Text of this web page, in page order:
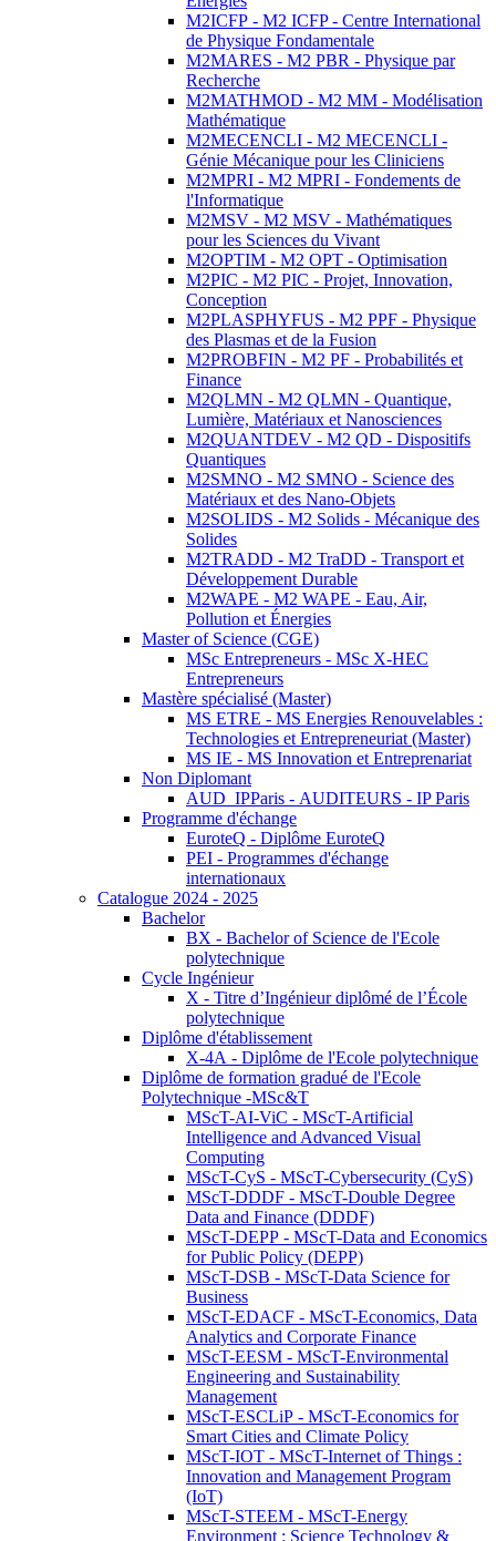
M2ICFP - M2 ICFP - Centre International
de Physique Fondamentale
M2MARES - M2 PBR - Physique par
Recherche
M2MATHMOD - M2 MM - Modélisation
Mathématique
M2MECENCLI - M2 MECENCLI -
Génie Mécanique pour les Cliniciens
M2MPRI - M2 MPRI - Fondements de
l'Informatique
M2MSV - M2 MSV - Mathématiques
pour les Sciences du Vivant
M2OPTIM - M2 OPT - Optimisation
M2PIC - M2 PIC - Projet, Innovation,
Conception
M2PLASPHYFUS - M2 PPF - Physique
des Plasmas et de la Fusion
M2PROBFIN - M2 PF - Probabilités et
Finance
M2QLMN - M2 QLMN - Quantique,
Lumière, Matériaux et Nanosciences
M2QUANTDEV - M2 QD - Dispositifs
Quantiques
M2SMNO - M2 SMNO - Science des
Matériaux et des Nano-Objets
M2SOLIDS - M2 Solids - Mécanique des
Solides
M2TRADD - M2 TraDD - Transport et
Développement Durable
M2WAPE - M2 WAPE - Eau, Air,
Pollution et Énergies
Master of Science (CGE)
MSc Entrepreneurs - MSc X-HEC
Entrepreneurs
Mastère spécialisé (Master)
MS ETRE - MS Energies Renouvelables :
Technologies et Entrepreneuriat (Master)
MS IE - MS Innovation et Entreprenariat
Non Diplomant
AUD_IPParis - AUDITEURS - IP Paris
Programme d'échange
EuroteQ - Diplôme EuroteQ
PEI - Programmes d'échange
internationaux
Catalogue 2024 - 2025
Bachelor
BX - Bachelor of Science de l'Ecole
polytechnique
Cycle Ingénieur
X - Titre d’Ingénieur diplômé de l’École
polytechnique
Diplôme d'établissement
X-4A - Diplôme de l'Ecole polytechnique
Diplôme de formation gradué de l'Ecole
Polytechnique -MSc&T
MScT-AI-ViC - MScT-Artificial
Intelligence and Advanced Visual
Computing
MScT-CyS - MScT-Cybersecurity (CyS)
MScT-DDDF - MScT-Double Degree
Data and Finance (DDDF)
MScT-DEPP - MScT-Data and Economics
for Public Policy (DEPP)
MScT-DSB - MScT-Data Science for
Business
MScT-EDACF - MScT-Economics, Data
Analytics and Corporate Finance
MScT-EESM - MScT-Environmental
Engineering and Sustainability
Management
MScT-ESCLiP - MScT-Economics for
Smart Cities and Climate Policy
MScT-IOT - MScT-Internet of Things :
Innovation and Management Program
(IoT)
MScT-STEEM - MScT-Energy
Environment : Science Technology &